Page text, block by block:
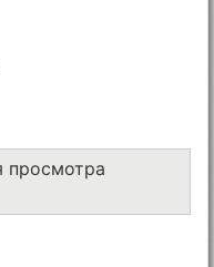
просмотра